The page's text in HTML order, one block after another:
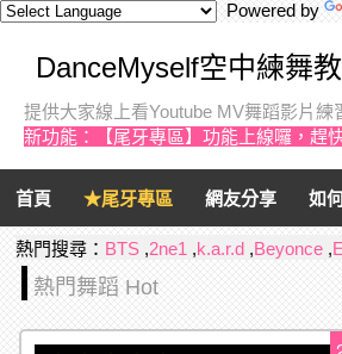
Powered by
DanceMyself空中練舞
提供大家線上看Youtube MV舞蹈影片
新功能：【尾牙專區】功能上線囉，趕
首頁 ★尾牙專區 網友分享 如
熱門搜尋： BTS ,2ne1 ,k.a.r.d ,Beyonce ,
熱門舞蹈 Hot